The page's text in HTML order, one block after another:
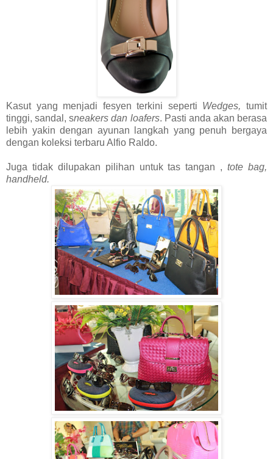
Kasut yang menjadi fesyen terkini seperti Wedges, tumit
tinggi, sandal, sneakers dan loafers. Pasti anda akan berasa
lebih yakin dengan ayunan langkah yang penuh bergaya
dengan koleksi terbaru Alfio Raldo.
Juga tidak dilupakan pilihan untuk tas tangan ,tote bag,
handheld.